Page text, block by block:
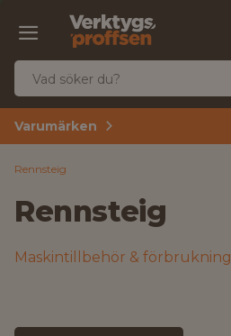
Varumärken
Rennsteig
Rennsteig
Maskintillbehör & förbrukning